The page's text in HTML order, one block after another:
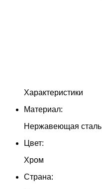
Характеристики
Материал:
Нержавеющая сталь
Цвет:
Хром
Страна: